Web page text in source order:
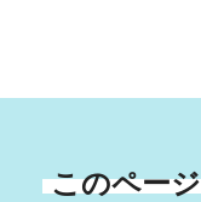
このペー